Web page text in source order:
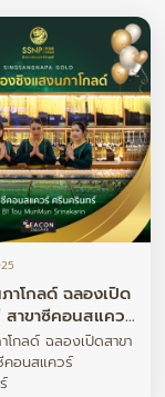
าโกลด์ ฉลองเปิด
สาขาซีคอนสแควร์
ร์
โกลด์ ฉลองเปิดสาขา
คอนสแควร์